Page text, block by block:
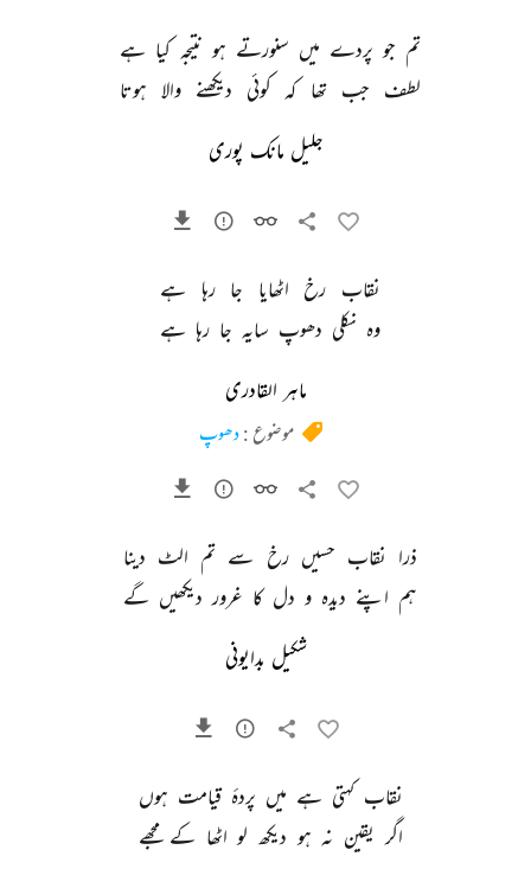
تم جو پردے میں سنورتے ہو نتیجہ کیا ہے
لطف جب تھا کہ کوئی دیکھنے والا ہوتا
جلیل مانک پوری
نقاب رخ اٹھایا جا رہا
ہے
وہ نکلی دھوپ سایہ جا رہا ہے
ماہر القادری
موضوع :دھوپ
ذرا نقاب حسیں رخ سے تم الٹ دینا
ہم اپنے دیدہ و دل کا غرور دیکھیں گے
شکیل بدایونی
نقاب کہتی ہے میں پردۂ قیامت ہوں
اگر یقین نہ ہو دیکھ لو اٹھا کے مجھے